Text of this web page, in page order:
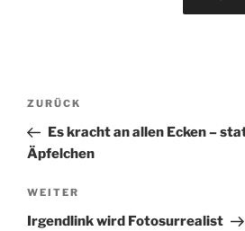
Beitragsnavigation
Vorheriger
Beitrag
ZURÜCK
Es kracht an allen Ecken –
Äpfelchen
Nächster
Beitrag
WEITER
Irgendlink wird Fotosurrealist